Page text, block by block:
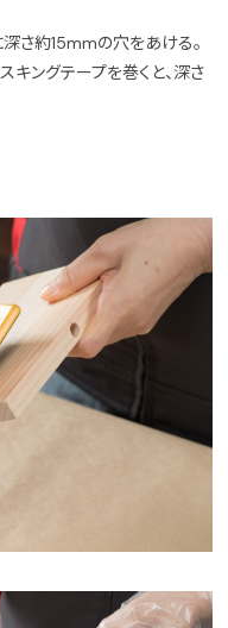
さ約15mmの穴をあける。
キングテープを巻くと、深さ